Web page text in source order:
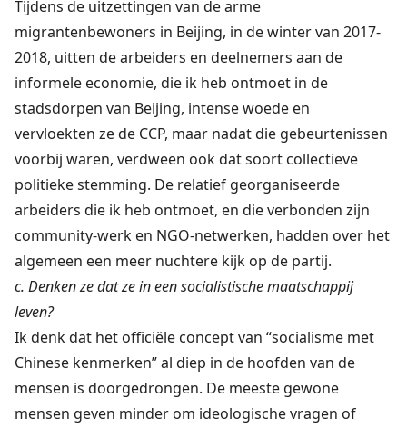
Tijdens de uitzettingen van de arme
migrantenbewoners in Beijing, in de winter van 2017-
2018, uitten de arbeiders en deelnemers aan de
informele economie, die ik heb ontmoet in de
stadsdorpen van Beijing, intense woede en
vervloekten ze de CCP, maar nadat die gebeurtenissen
voorbij waren, verdween ook dat soort collectieve
politieke stemming. De relatief georganiseerde
arbeiders die ik heb ontmoet, en die verbonden zijn
community-werk en NGO-netwerken, hadden over het
algemeen een meer nuchtere kijk op de partij.
c. Denken ze dat ze in een socialistische maatschappij
leven?
Ik denk dat het officiële concept van “socialisme met
Chinese kenmerken” al diep in de hoofden van de
mensen is doorgedrongen. De meeste gewone
mensen geven minder om ideologische vragen of